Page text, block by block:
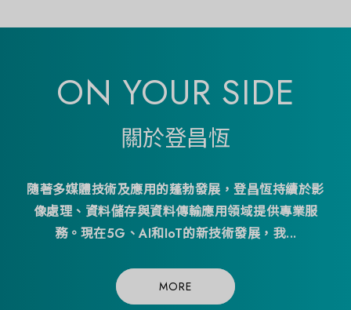
ON YOUR SIDE
關於登昌恆
隨著多媒體技術及應用的蓬勃發展，登昌恆持續於影
像處理、資料儲存與資料傳輸應用領域提供專業服
務。現在5G、AI和IoT的新技術發展，我...
MORE